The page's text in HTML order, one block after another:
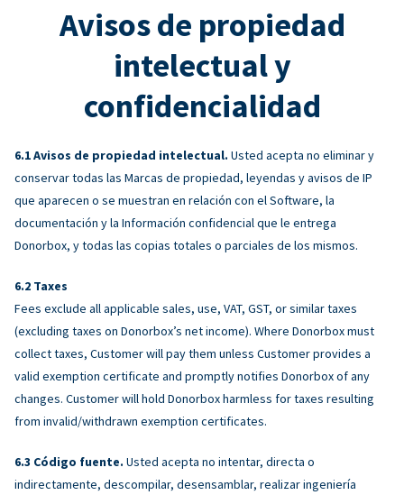
Avisos de propiedad
intelectual y
confidencialidad
Avisos de propiedad intelectual. Usted acepta no eliminar y
conservar todas las Marcas de propiedad, leyendas y avisos de IP
que aparecen o se muestran en relación con el Software, la
documentación y la Información confidencial que le entrega
Donorbox, y todas las copias totales o parciales de los mismos.
Taxes
Fees exclude all applicable sales, use, VAT, GST, or similar taxes
(excluding taxes on Donorbox’s net income). Where Donorbox must
collect taxes, Customer will pay them unless Customer provides a
valid exemption certificate and promptly notifies Donorbox of any
changes. Customer will hold Donorbox harmless for taxes resulting
from invalid/withdrawn exemption certificates.
Código fuente. Usted acepta no intentar, directa o
indirectamente, descompilar, desensamblar, realizar ingeniería